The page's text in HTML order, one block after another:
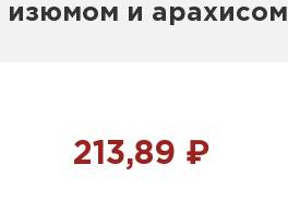
изюмом и арахисом
213,89 ₽